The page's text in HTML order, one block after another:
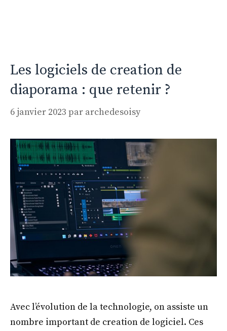
Les logiciels de creation de
diaporama : que retenir ?
6 janvier 2023 par archedesoisy
Avec l’évolution de la technologie, on assiste un
nombre important de creation de logiciel. Ces